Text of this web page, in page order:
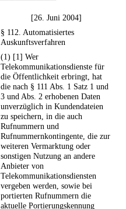
[26. Juni 2004]
§ 112. Automatisiertes
Auskunftsverfahren
(1) [1] Wer
Telekommunikationsdienste für
die Öffentlichkeit erbringt, hat
die nach § 111 Abs. 1 Satz 1 und
3 und Abs. 2 erhobenen Daten
unverzüglich in Kundendateien
zu speichern, in die auch
Rufnummern und
Rufnummernkontingente, die zur
weiteren Vermarktung oder
sonstigen Nutzung an andere
Anbieter von
Telekommunikationsdiensten
vergeben werden, sowie bei
portierten Rufnummern die
aktuelle Portierungskennung